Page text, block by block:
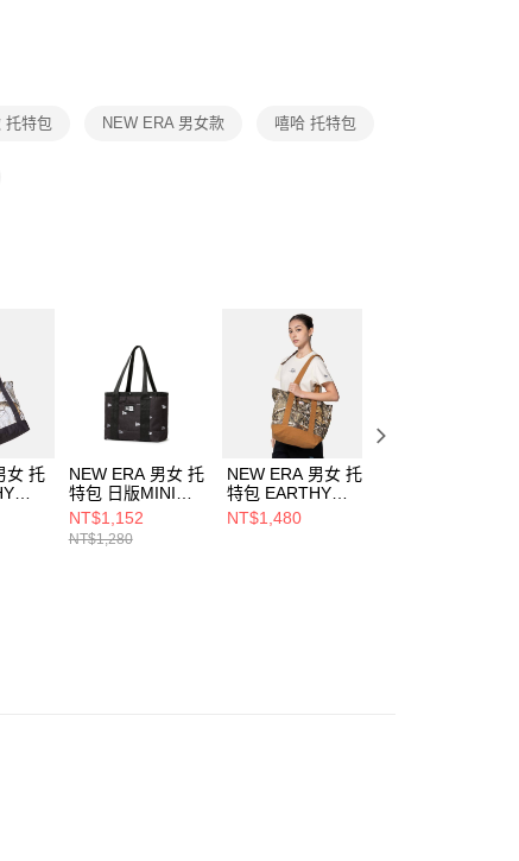
服務之必要範圍內提供個人資料，並將交易相關給付款項請
料處理事宜，請瀏覽以下網址：
行身份認證。
註冊多個帳號或使用他人資訊註冊。若發現惡意使用之情
股份有限公司將有權停止該用戶之使用額度並採取法律行
托特包 NEW ERA 男女款 嘻哈 托特包
女 托
NEW ERA 男女 托
特包 日版MINI
TOTE NE
MONOGRAM
NE14201322
NT$1,152
NT$1,280
NEW ERA 男女 托
特包 EARTHY
SKIN NEW ERA
印花綠
NT$1,480